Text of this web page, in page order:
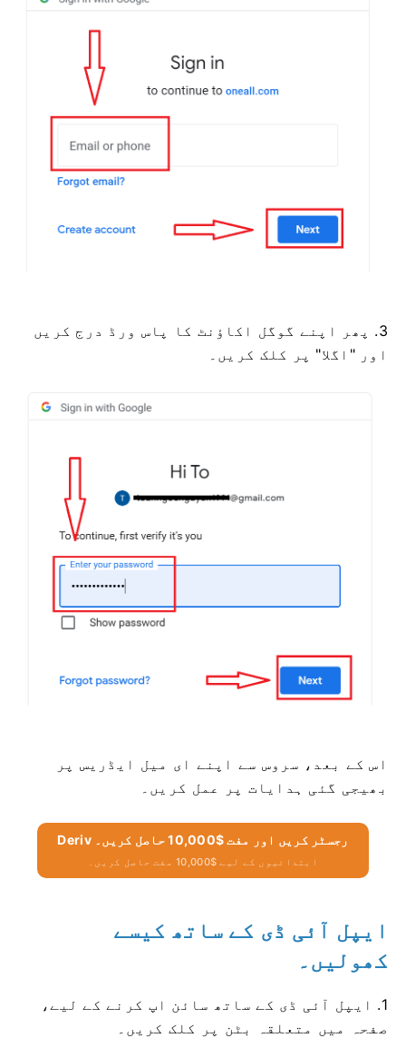
3. پھر اپنے گوگل اکاؤنٹ کا پاس ورڈ درج کریں
اور "اگلا" پر کلک کریں۔
اس کے بعد، سروس سے اپنے ای میل ایڈریس پر
بھیجی گئی ہدایات پر عمل کریں۔
Deriv رجسٹر کریں اور مفت $10,000 حاصل کریں۔
ابتدائیوں کے لیے $10,000 مفت حاصل کریں۔
ایپل آئی ڈی کے ساتھ کیسے
کھولیں۔
1. ایپل آئی ڈی کے ساتھ سائن اپ کرنے کے لیے،
صفحہ میں متعلقہ بٹن پر کلک کریں۔